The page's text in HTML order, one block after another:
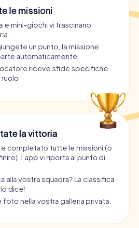
le missioni
e mini-giochi vi trascinano
un punto, la missione
automaticamente.
riceve sfide specifiche
la vittoria
completato tutte le missioni (o
l’app vi riporta al punto di
alla vostra squadra? La classifica
dice!
foto nella vostra galleria privata.